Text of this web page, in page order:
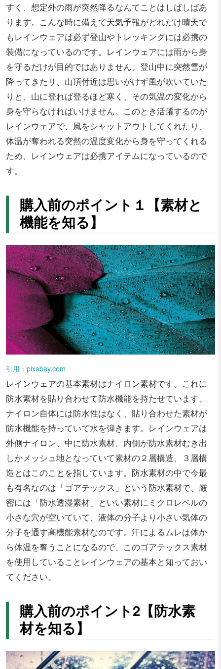
すく、想定外の雨が突然降るなんてことはしばしばあ
ります。こんな時に備えて天気予報がどれだけ晴天で
もレインウェアは必ず登山やトレッキングには必携の
装備になっているのです。レインウェアには雨から身
を守るだけが目的ではありません。登山中に突然雪が
降ってきたリ、山頂付近は思いがけず風が吹いていた
りと、山に登れば登るほど寒く、その気温の変化から
身を守らなければいけません。このとき活躍するのが
レインウェアで、風をシャットアウトしてくれたり、
体温が奪われる突然の温度変化から身を守ってくれる
ため、レインウェアは必携アイテムになっているので
す。
購入前のポイント１【素材と
機能を知る】
引用：pixabay.com
レインウェアの基本素材はナイロン素材です。これに
防水素材を貼り合わせて防水機能を持たせています。
ナイロン自体には防水性はなく、貼り合わせた素材が
防水機能を持っていて水を弾きます。レインウェアは
外側ナイロン、中に防水素材、内側が防水素材むき出
しかメッシュ地となっていて素材の２層構造、３層構
造とはこのことを指しています。防水素材の中で今最
も有名なのは「ゴアテックス」という防水素材で、厳
密には「防水透湿素材」といい素材にミクロレベルの
小さな穴が空いていて、液体の分子より小さい気体の
分子を通す高機能素材なのです。汗によるムレは体か
ら体温を奪うことになるので、このゴアテックス素材
を使用していることレインウェアの基本と知っておい
てください。
購入前のポイント2【防水素
材を知る】